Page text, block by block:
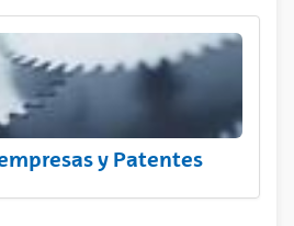
y Patentes